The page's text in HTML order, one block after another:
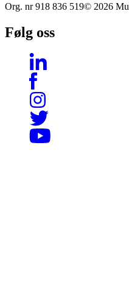
Org. nr 918 836 519© 2026
Følg oss